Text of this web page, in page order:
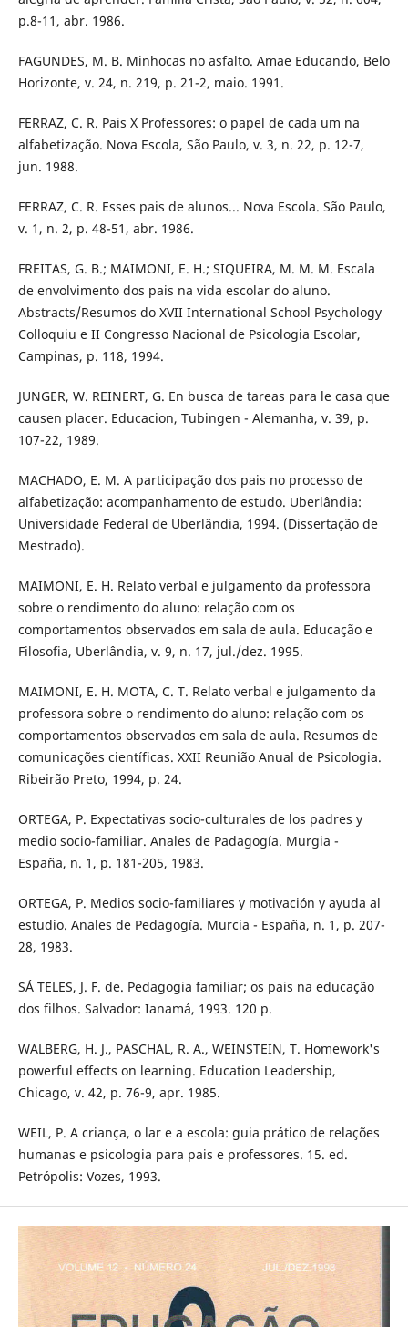
p.8-11, abr. 1986.
FAGUNDES, M. B. Minhocas no asfalto. Amae Educando, Belo
Horizonte, v. 24, n. 219, p. 21-2, maio. 1991.
FERRAZ, C. R. Pais X Professores: o papel de cada um na
alfabetização. Nova Escola, São Paulo, v. 3, n. 22, p. 12-7,
jun. 1988.
FERRAZ, C. R. Esses pais de alunos... Nova Escola. São Paulo,
v. 1, n. 2, p. 48-51, abr. 1986.
FREITAS, G. B.; MAIMONI, E. H.; SIQUEIRA, M. M. M. Escala
de envolvimento dos pais na vida escolar do aluno.
Abstracts/Resumos do XVII International School Psychology
Colloquiu e II Congresso Nacional de Psicologia Escolar,
Campinas, p. 118, 1994.
JUNGER, W. REINERT, G. En busca de tareas para le casa que
causen placer. Educacion, Tubingen - Alemanha, v. 39, p.
107-22, 1989.
MACHADO, E. M. A participação dos pais no processo de
alfabetização: acompanhamento de estudo. Uberlândia:
Universidade Federal de Uberlândia, 1994. (Dissertação de
Mestrado).
MAIMONI, E. H. Relato verbal e julgamento da professora
sobre o rendimento do aluno: relação com os
comportamentos observados em sala de aula. Educação e
Filosofia, Uberlândia, v. 9, n. 17, jul./dez. 1995.
MAIMONI, E. H. MOTA, C. T. Relato verbal e julgamento da
professora sobre o rendimento do aluno: relação com os
comportamentos observados em sala de aula. Resumos de
comunicações científicas. XXII Reunião Anual de Psicologia.
Ribeirão Preto, 1994, p. 24.
ORTEGA, P. Expectativas socio-culturales de los padres y
medio socio-familiar. Anales de Padagogía. Murgia -
España, n. 1, p. 181-205, 1983.
ORTEGA, P. Medios socio-familiares y motivación y ayuda al
estudio. Anales de Pedagogía. Murcia - España, n. 1, p. 207-
28, 1983.
SÁ TELES, J. F. de. Pedagogia familiar; os pais na educação
dos filhos. Salvador: Ianamá, 1993. 120 p.
WALBERG, H. J., PASCHAL, R. A., WEINSTEIN, T. Homework's
powerful effects on learning. Education Leadership,
Chicago, v. 42, p. 76-9, apr. 1985.
WEIL, P. A criança, o lar e a escola: guia prático de relações
humanas e psicologia para pais e professores. 15. ed.
Petrópolis: Vozes, 1993.